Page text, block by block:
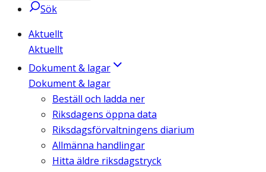
Sök
Aktuellt
Aktuellt
Dokument & lagar
Dokument & lagar
Beställ och ladda ner
Riksdagens öppna data
Riksdagsförvaltningens diarium
Allmänna handlingar
Hitta äldre riksdagstryck